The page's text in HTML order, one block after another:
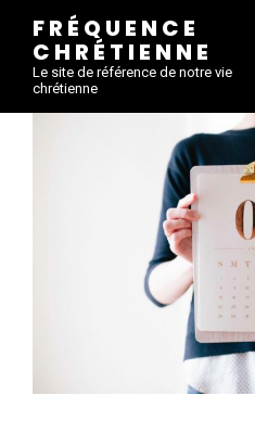
FRÉQUENCE
CHRÉTIENNE
Le site de référence de notre vie
chrétienne